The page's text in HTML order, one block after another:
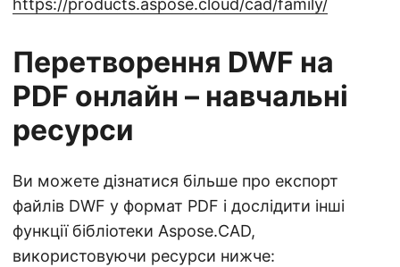
https://products.aspose.cloud/cad/family/
Перетворення DWF на
PDF онлайн – навчальні
ресурси
Ви можете дізнатися більше про експорт
файлів DWF у формат PDF і дослідити інші
функції бібліотеки Aspose.CAD,
використовуючи ресурси нижче: